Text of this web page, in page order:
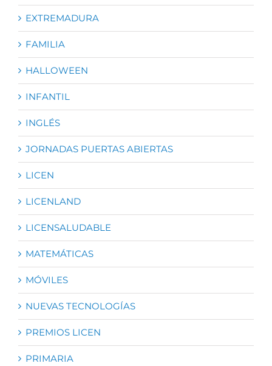
EXTREMADURA
FAMILIA
HALLOWEEN
INFANTIL
INGLÉS
JORNADAS PUERTAS ABIERTAS
LICEN
LICENLAND
LICENSALUDABLE
MATEMÁTICAS
MÓVILES
NUEVAS TECNOLOGÍAS
PREMIOS LICEN
PRIMARIA